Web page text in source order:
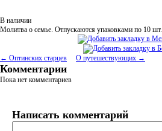
В наличии
Молитва о семье. Отпускаются упаковками по 10 шт.
← Оптинских старцев О путешествующих →
Комментарии
Пока нет комментариев
Написать комментарий